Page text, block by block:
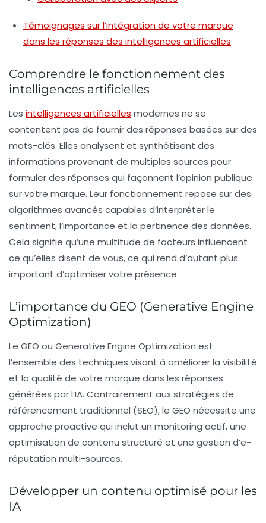
Témoignages sur l’intégration de votre marque
dans les réponses des intelligences artificielles
Comprendre le fonctionnement des
intelligences artificielles
Les intelligences artificielles modernes ne se
contentent pas de fournir des réponses basées sur des
mots-clés. Elles analysent et synthétisent des
informations provenant de multiples sources pour
formuler des réponses qui façonnent l’opinion publique
sur votre marque. Leur fonctionnement repose sur des
algorithmes avancés capables d’interpréter le
sentiment, l’importance et la pertinence des données.
Cela signifie qu’une multitude de facteurs influencent
ce qu’elles disent de vous, ce qui rend d’autant plus
important d’optimiser votre présence.
L’importance du GEO (Generative Engine
Optimization)
Le GEO ou Generative Engine Optimization est
l’ensemble des techniques visant à améliorer la visibilité
et la qualité de votre marque dans les réponses
générées par l’IA. Contrairement aux stratégies de
référencement traditionnel (SEO), le GEO nécessite une
approche proactive qui inclut un monitoring actif, une
optimisation de contenu structuré et une gestion d’e-
réputation multi-sources.
Développer un contenu optimisé pour les
IA